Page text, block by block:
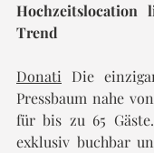
Hochzeitslocation
Trend
Donati Die
Pressbaum nahe
für bis zu 65
exklusiv buchbar